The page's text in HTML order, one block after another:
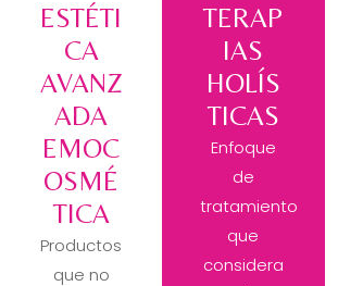
ESTÉTI
CA
AVANZ
ADA
EMOC
OSMÉ
TICA
Productos
que no
TERAP
IAS
HOLÍS
TICAS
Enfoque
de
tratamiento
que
considera